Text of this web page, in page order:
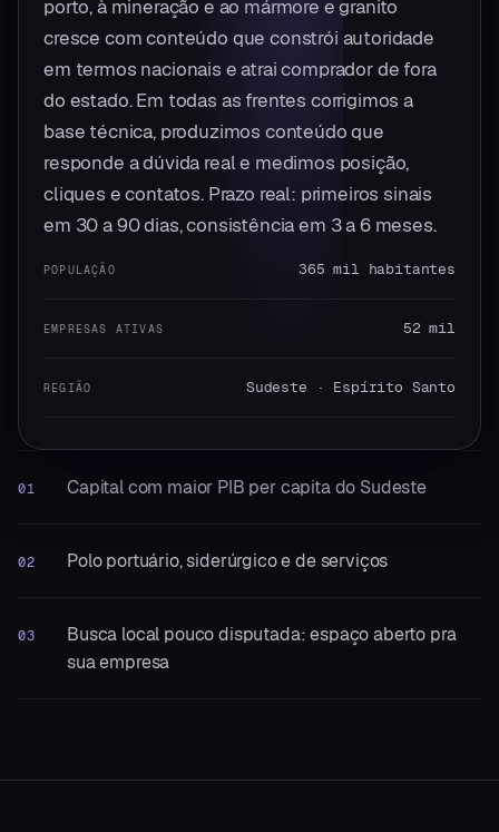
porto, à mineração e ao mármore e granito
cresce com conteúdo que constrói autoridade
em termos nacionais e atrai comprador de fora
do estado. Em todas as frentes corrigimos a
base técnica, produzimos conteúdo que
responde a dúvida real e medimos posição,
cliques e contatos. Prazo real: primeiros sinais
em 30 a 90 dias, consistência em 3 a 6 meses.
POPULAÇÃO 365 mil habitantes
EMPRESAS ATIVAS 52 mil
REGIÃO Sudeste · Espírito Santo
01 Capital com maior PIB per capita do Sudeste
02 Polo portuário, siderúrgico e de serviços
03
Busca local pouco disputada: espaço aberto pra
sua empresa